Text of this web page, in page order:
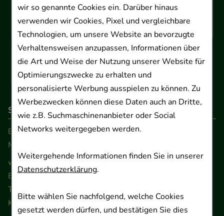
wir so genannte Cookies ein. Darüber hinaus
verwenden wir Cookies, Pixel und vergleichbare
Technologien, um unsere Website an bevorzugte
Verhaltensweisen anzupassen, Informationen über
die Art und Weise der Nutzung unserer Website für
Optimierungszwecke zu erhalten und
personalisierte Werbung ausspielen zu können. Zu
Werbezwecken können diese Daten auch an Dritte,
wie z.B. Suchmaschinenanbieter oder Social
Networks weitergegeben werden.
Weitergehende Informationen finden Sie in unserer
Datenschutzerklärung.
Bitte wählen Sie nachfolgend, welche Cookies
gesetzt werden dürfen, und bestätigen Sie dies
So erreichen Sie uns
Beratung und Kundenservice:
Montag - Freitag von 9.00 bis 17.00 Uhr
www.ApoSalis.de · E-Mail: info@ApoSalis.de
Ernst-August-Platz 2 · 30159 Hannover
Telefon 0511 89 71 80 0 · Fax 0511 89 71 80 11
Kontaktformular